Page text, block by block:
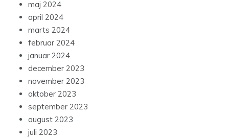
maj 2024
april 2024
marts 2024
februar 2024
januar 2024
december 2023
november 2023
oktober 2023
september 2023
august 2023
juli 2023